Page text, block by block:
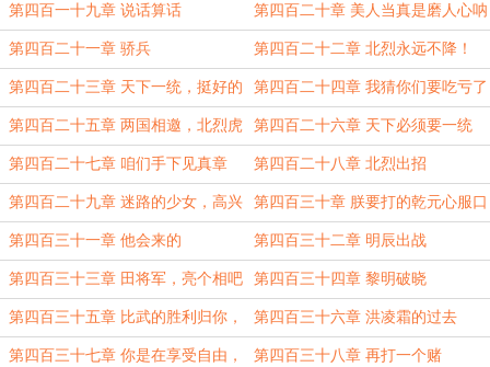
大功吧
第四百一十九章 说话算话 第四百二十章 美人当真是磨人心呐
第四百二十一章 骄兵 第四百二十二章 北烈永远不降！
第四百二十三章 天下一统，挺好的 第四百二十四章 我猜你们要吃亏了
第四百二十五章 两国相邀，北烈虎
威军
第四百二十六章 天下必须要一统
第四百二十七章 咱们手下见真章 第四百二十八章 北烈出招
第四百二十九章 迷路的少女，高兴
的太早
第四百三十章 朕要打的乾元心服口
服
第四百三十一章 他会来的 第四百三十二章 明辰出战
第四百三十三章 田将军，亮个相吧 第四百三十四章 黎明破晓
第四百三十五章 比武的胜利归你，
这浩荡天下归我如何
第四百三十六章 洪凌霜的过去
第四百三十七章 你是在享受自由， 第四百三十八章 再打一个赌